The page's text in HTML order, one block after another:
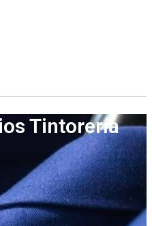
Tintorería